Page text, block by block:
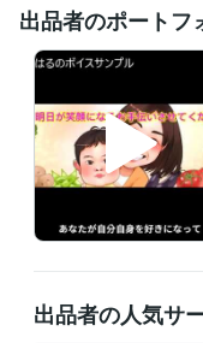
⭐️すぐ話されたい方は
ブルーの【今すぐ電話
押してくださいませ♪
(このボタンは私が待
表示さ
※現在乳児を育児中です
子どもの寝言やうなり
聞こえることもあるか
お話を続けていただけま
出品者のポートフ
出品者の人気サ